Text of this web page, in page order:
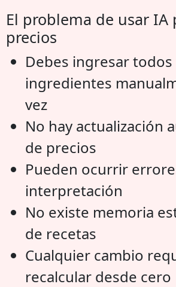
El problema de usar IA
precios
Debes ingresar todos
ingredientes
vez
No hay actualización
de precios
Pueden ocurrir
interpretación
No existe memoria
de recetas
Cualquier cambio
recalcular desde cero